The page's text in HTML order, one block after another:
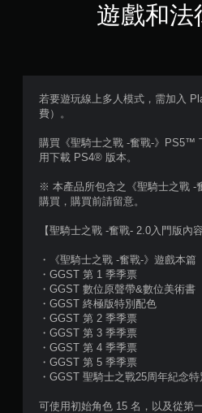
遊戲和法
若要遊玩線上多人模式，需加入
費）。
購買《聖騎士之戰 -奮戰-》PS5™
用下載 PS4® 版本。
※ 本產品所包含之《聖騎士之戰 -
購買，購買前請留意。
【聖騎士之戰 -奮戰- 2.0入門版內容
・《聖騎士之戰 -奮戰-》遊戲本篇
・GGST 第 1 季季票
・GGST 數位原聲帶&數位美術書
・GGST 終極版特別配色
・GGST 第 2 季季票
・GGST 第 3 季季票
・GGST 第 4 季季票
・GGST 第 5 季季票
・GGST 聖騎士之戰25周年紀念
可使用初始角色 15 名，以及從第